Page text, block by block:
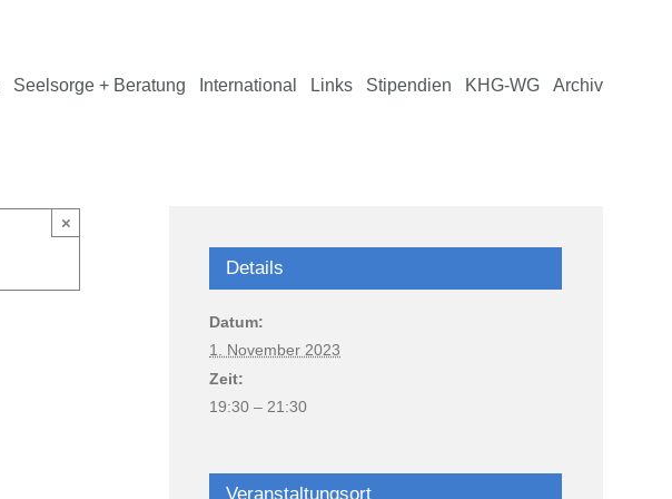
Seelsorge + Beratung International Links Stipendien KHG-WG Archiv
×
Details
Datum:
1. November 2023
Zeit:
19:30 – 21:30
Veranstaltungsort